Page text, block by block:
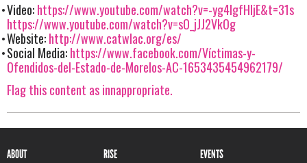
Video:https://www.youtube.com/watch?v=-yg4IgfHIjE&t=31s
https://www.youtube.com/watch?v=sO_jJJ2VkOg
Website:http://www.catwlac.org/es/
Social Media:https://www.facebook.com/Víctimas-y-
Ofendidos-del-Estado-de-Morelos-AC-1653435454962179/
Flag this content as innappropriate.
ABOUT RISE EVENTS